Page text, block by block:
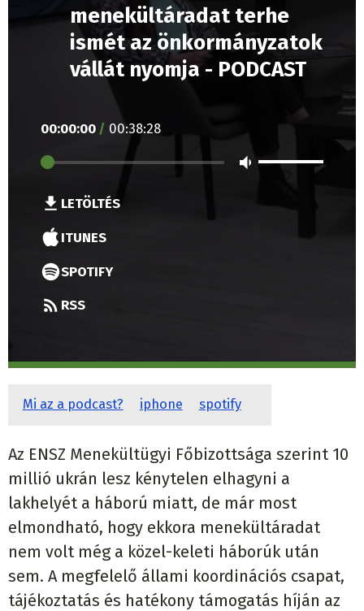
menekültáradat terhe
ismét az önkormányzatok
vállát nyomja - PODCAST
00:00:00 / 00:38:28
LETÖLTÉS
ITUNES
SPOTIFY
RSS
Mi az a podcast? iphone spotify
Az ENSZ Menekültügyi Főbizottsága szerint 10
millió ukrán lesz kénytelen elhagyni a
lakhelyét a háború miatt, de már most
elmondható, hogy ekkora menekültáradat
nem volt még a közel-keleti háborúk után
sem. A megfelelő állami koordinációs csapat,
tájékoztatás és hatékony támogatás híján az